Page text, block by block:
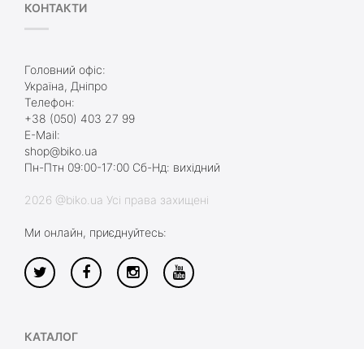
КОНТАКТИ
Головний офіс:
Україна, Дніпро
Телефон:
+38 (050) 403 27 99
E-Mail:
shop@biko.ua
Пн-Птн 09:00-17:00 Сб-Нд: вихідний
2026 @biko.ua Усі права захищені
Ми онлайн, приєднуйтесь:
КАТАЛОГ